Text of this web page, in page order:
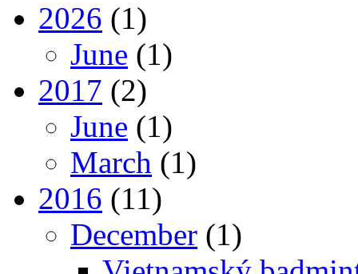
2026 (1)
June (1)
2017 (2)
June (1)
March (1)
2016 (11)
December (1)